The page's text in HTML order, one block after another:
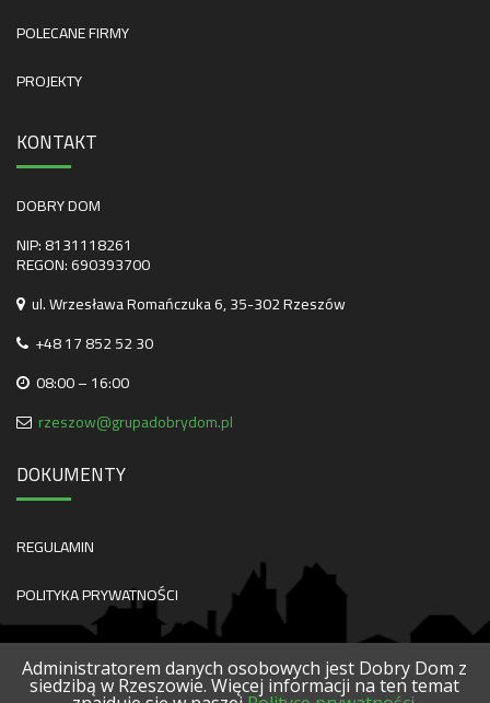
POLECANE FIRMY
PROJEKTY
KONTAKT
DOBRY DOM
NIP: 8131118261
REGON: 690393700
ul. Wrzesława Romańczuka 6, 35-302 Rzeszów
+48 17 852 52 30
08:00 – 16:00
rzeszow@grupadobrydom.pl
DOKUMENTY
REGULAMIN
POLITYKA PRYWATNOŚCI
Administratorem danych osobowych jest Dobry Dom z
siedzibą w Rzeszowie. Więcej informacji na ten temat